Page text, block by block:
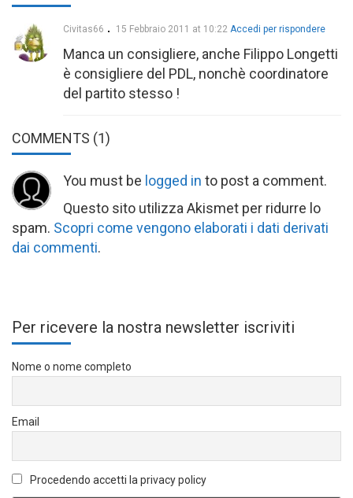
Civitas66 15 Febbraio 2011 at 10:22 Accedi per rispondere
Manca un consigliere, anche Filippo Longetti
è consigliere del PDL, nonchè coordinatore
del partito stesso !
COMMENTS (1)
You must be logged in to post a comment.
Questo sito utilizza Akismet per ridurre lo
spam. Scopri come vengono elaborati i dati derivati
dai commenti.
Per ricevere la nostra newsletter iscriviti
Nome o nome completo
Email
Procedendo accetti la privacy policy